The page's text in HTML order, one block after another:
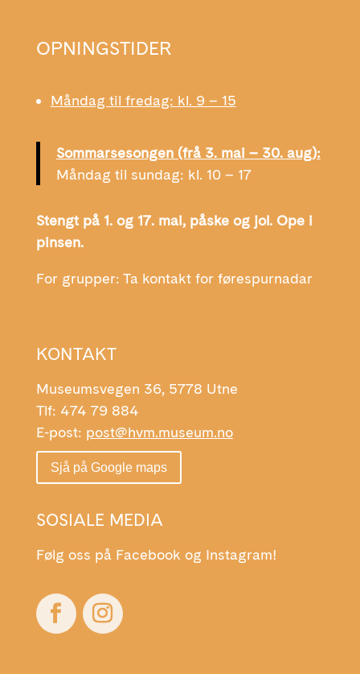
OPNINGSTIDER
Måndag til fredag: kl. 9 – 15
Sommarsesongen (frå 3. mai – 30. aug):
Måndag til sundag: kl. 10 – 17
Stengt på 1. og 17. mai, påske og jol. Ope i
pinsen.
For grupper: Ta kontakt for førespurnadar
KONTAKT
Museumsvegen 36, 5778 Utne
Tlf: 474 79 884
E-post: post@hvm.museum.no
Sjå på Google maps
SOSIALE MEDIA
Følg oss på Facebook og Instagram!